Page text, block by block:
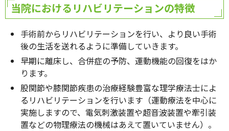
当院におけるリハビリテーションの特徴
手術前からリハビリテーションを行い、より良い手術
後の生活を送れるように準備していきます。
早期に離床し、合併症の予防、運動機能の回復をはか
ります。
股関節や膝関節疾患の治療経験豊富な理学療法士によ
るリハビリテーションを行います（運動療法を中心に
実施しますので、電気刺激装置や超音波装置や牽引装
置などの物理療法の機械はあえて置いていません）。